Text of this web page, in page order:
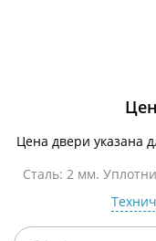
Цена двери указана
Сталь: 2 мм.